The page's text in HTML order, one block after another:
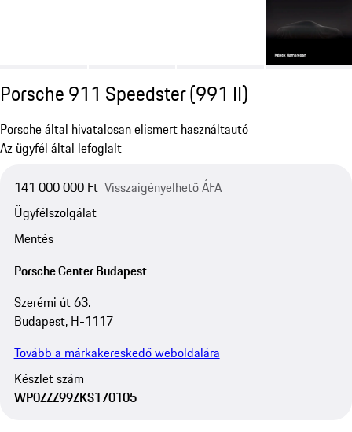
Porsche 911 Speedster(991 II)
Porsche által hivatalosan elismert használtautó
Az ügyfél által lefoglalt
141 000 000 Ft Visszaigényelhető ÁFA
Ügyfélszolgálat
Mentés
Porsche Center Budapest
Szerémi út 63.
Budapest, H-1117
Tovább a márkakereskedő weboldalára
Készlet szám
WP0ZZZ99ZKS170105